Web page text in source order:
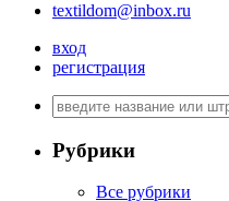
textildom@inbox.ru
вход
регистрация
Рубрики
Все рубрики